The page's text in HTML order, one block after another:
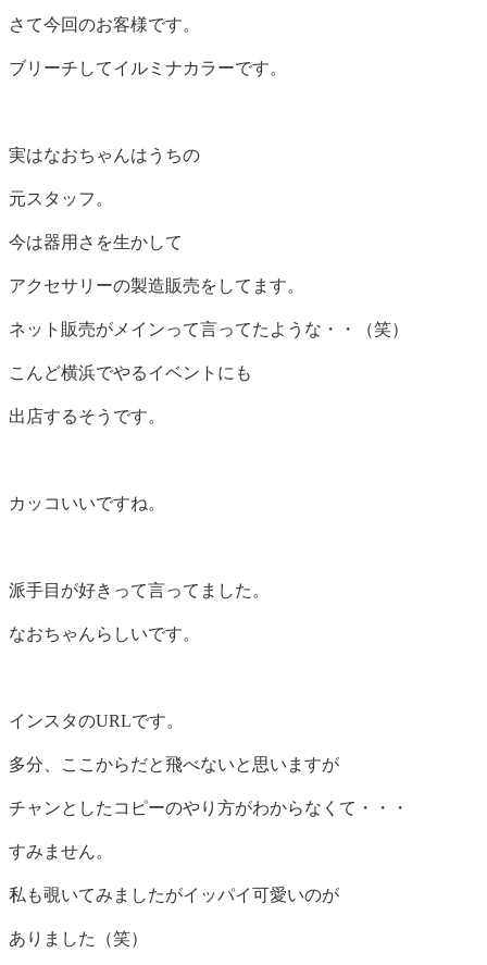
さて今回のお客様です。
ブリーチしてイルミナカラーです。
実はなおちゃんはうちの
元スタッフ。
今は器用さを生かして
アクセサリーの製造販売をしてます。
ネット販売がメインって言ってたような・・（笑）
こんど横浜でやるイベントにも
出店するそうです。
カッコいいですね。
派手目が好きって言ってました。
なおちゃんらしいです。
インスタのURLです。
多分、ここからだと飛べないと思いますが
チャンとしたコピーのやり方がわからなくて・・・
すみません。
私も覗いてみましたがイッパイ可愛いのが
ありました（笑）